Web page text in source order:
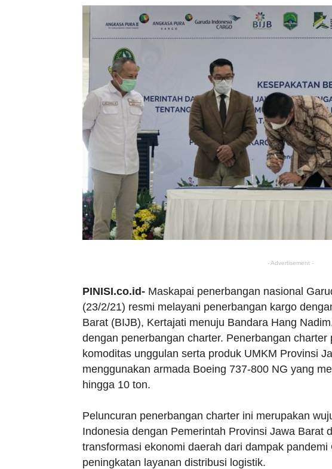
- Advertisement -
PINISI.co.id- Maskapai penerbangan nasional
(23/2/21) resmi melayani penerbangan kargo
Barat (BIJB), Kertajati menuju Bandara Hang
dengan penerbangan charter. Penerbangan
komoditas unggulan serta produk UMKM Provinsi
menggunakan armada Boeing 737-800 NG yang
hingga 10 ton.
Peluncuran penerbangan charter ini merupakan
Indonesia dengan Pemerintah Provinsi Jawa Barat
transformasi ekonomi daerah dari dampak
peningkatan layanan distribusi logistik.